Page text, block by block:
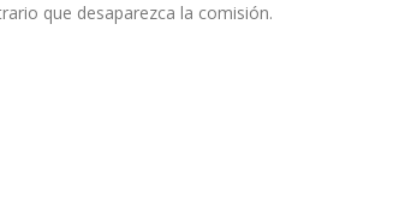
que desaparezca la comisión.